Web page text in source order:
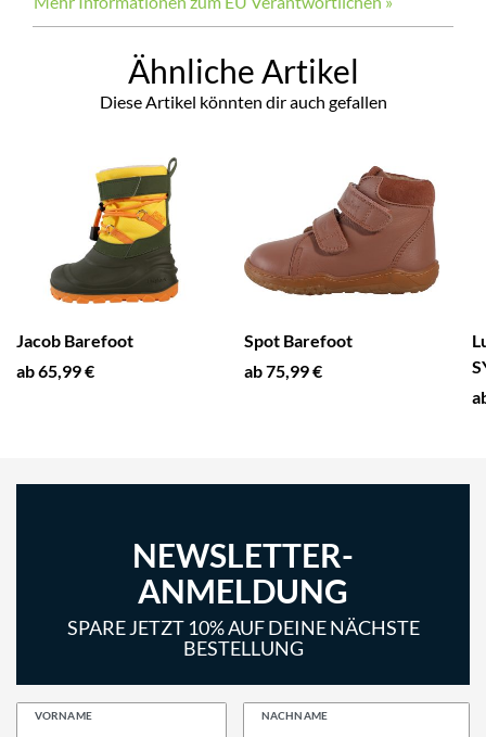
Ähnliche Artikel
Diese Artikel könnten dir auch gefallen
Jacob Barefoot
ab 65,99 €
Spot Barefoot
ab 75,99 €
NEWSLETTER-
ANMELDUNG
SPARE JETZT 10% AUF DEINE NÄCHSTE
BESTELLUNG
VORNAME NACHNAME